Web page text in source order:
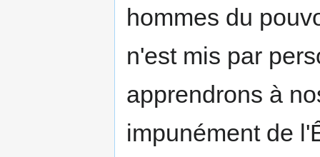
hommes du
n'est mis par
apprendrons à
impunément de